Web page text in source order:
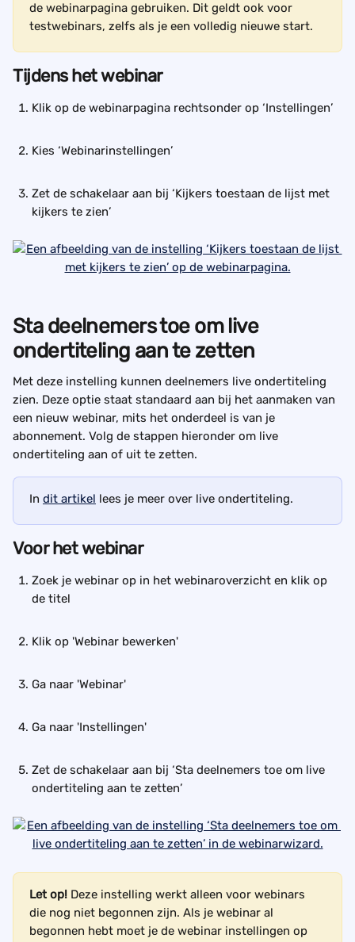
de webinarpagina gebruiken. Dit geldt ook voor
testwebinars, zelfs als je een volledig nieuwe start.
Tijdens het webinar
Klik op de webinarpagina rechtsonder op ‘Instellingen’
Kies ‘Webinarinstellingen’
Zet de schakelaar aan bij ‘Kijkers toestaan de lijst met
kijkers te zien’
Sta deelnemers toe om live
ondertiteling aan te zetten
Met deze instelling kunnen deelnemers live ondertiteling
zien. Deze optie staat standaard aan bij het aanmaken van
een nieuw webinar, mits het onderdeel is van je
abonnement. Volg de stappen hieronder om live
ondertiteling aan of uit te zetten.
In dit artikel lees je meer over live ondertiteling.
Voor het webinar
Zoek je webinar op in het webinaroverzicht en klik op
de titel
Klik op 'Webinar bewerken'
Ga naar 'Webinar'
Ga naar 'Instellingen'
Zet de schakelaar aan bij ‘Sta deelnemers toe om live
ondertiteling aan te zetten’
Let op! Deze instelling werkt alleen voor webinars
die nog niet begonnen zijn. Als je webinar al
begonnen hebt moet je de webinar instellingen op